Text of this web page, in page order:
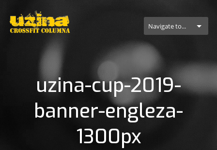
Navigate to...
uzina-cup-2019-
banner-engleza-
1300px